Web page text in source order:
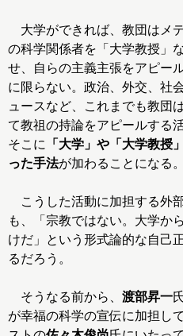
大学ができれば、教団はメ
の科学関係者を「大学教授」
せ、自らの主義主張をアピー
に限らない。政治、外交、社
ュースなど、これまでも教団
て教祖の持論をアピールする
そこに
「大学」や「大学教授
った手法が加わることになる。
こうした活動に加担する外
も、「宗教ではない。大学か
けだ」という形式論的な自己
るだろう。
そうなる前から、 渡部昇一
が幸福の科学の宣伝に加担し